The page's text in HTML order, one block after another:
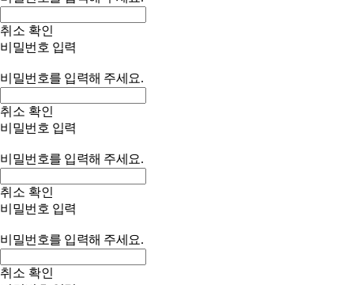
취소 확인
비밀번호 입력
비밀번호를 입력해 주세요.
취소 확인
비밀번호 입력
비밀번호를 입력해 주세요.
취소 확인
비밀번호 입력
비밀번호를 입력해 주세요.
취소 확인